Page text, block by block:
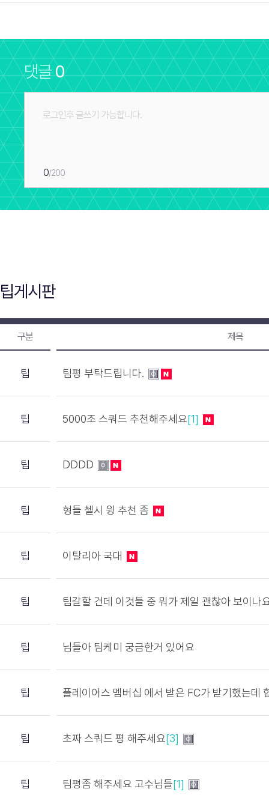
댓글0
0/200
팁게시판
구분 제목
팁 팀평 부탁드립니다.
팁 5000조 스쿼드 추천해주세요[1]
팁 DDDD
팁 형들 첼시 윙 추천 좀
팁 이탈리아 국대
팁 팀갈할 건데 이것들 중 뭐가 제일 괜찮아 보이나
팁 님들아 팀케미 궁금한거 있어요
팁 플레이어스 멤버십 에서 받은 FC가 받기했는데
팁 초짜 스쿼드 평 해주세요[3]
팁 팀평좀 해주세요 고수님들[1]